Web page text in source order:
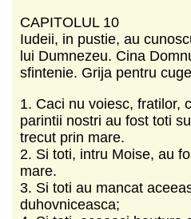
CAPITOLUL 10
Iudeii, in pustie, au
lui Dumnezeu. Cina
sfintenie. Grija pentru
1. Caci nu voiesc, fratilor,
parintii nostri au fost toti
trecut prin mare.
2. Si toti, intru Moise, au
mare.
3. Si toti au mancat
duhovniceasca;